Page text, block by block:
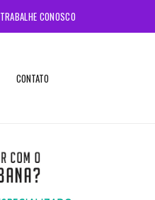
TRABALHE CONOSCO
CONTATO